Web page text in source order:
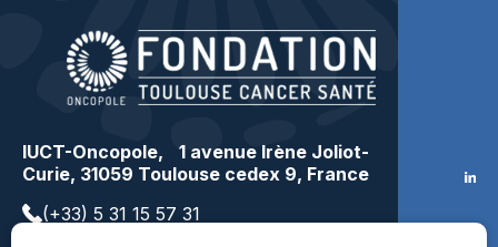
IUCT-Oncopole, 1 avenue Irène Joliot-
Curie, 31059 Toulouse cedex 9, France
(+33) 5 31 15 57 31